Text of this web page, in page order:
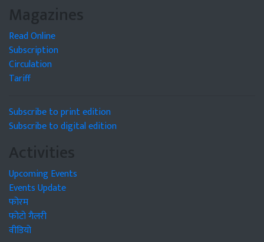
Magazines
Read Online
Subscription
Circulation
Tariff
Subscribe to print edition
Subscribe to digital edition
Activities
Upcoming Events
Events Update
फोरम
फोटो गैलरी
वीडियो